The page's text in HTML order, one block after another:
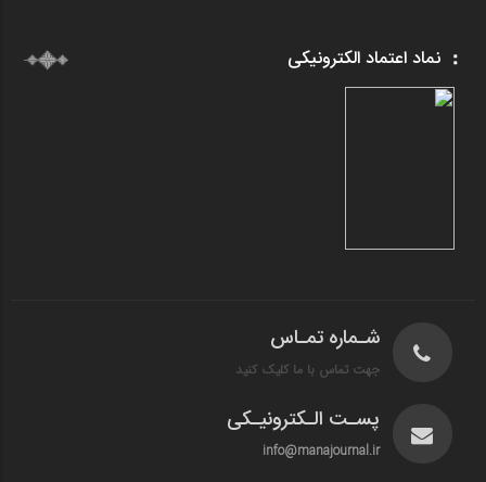
نماد اعتماد الکترونیکی
شـماره تمـاس
جهت تماس با ما کلیک کنید
پسـت الـکترونیـکی
info@manajournal.ir